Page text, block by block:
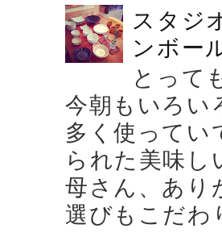
スタジ
ンボー
とって
今朝もいろい
多く使ってい
られた美味
母さん、あり
選びもこだ